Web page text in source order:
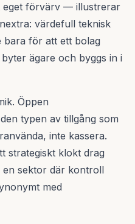
eget förvärv — illustrerar
värdefull teknisk
för att ett bolag
ägare och byggs in i
Öppen
typen av tillgång som
inte kassera.
strategiskt klokt drag
en sektor där kontroll
med